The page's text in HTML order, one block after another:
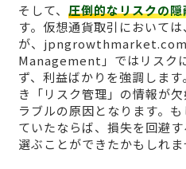
そして、 圧倒的なリスクの隠
す。仮想通貨取引において
が、
Management」ではリスク
ず、利益ばかりを強調しま
き「リスク管理」の情報が
ラブルの原因となります。
ていたならば、損失を回避
選ぶことができたかもしれま